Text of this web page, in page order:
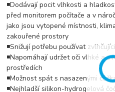
◾Dodávají pocit vlhkosti a
před monitorem počítače a v
jako jsou vytopené místnosti,
zakouřené prostory
◾Snižují potřebu používat
◾Napomáhají udržet oči vlhké a
prostředích
◾Možnost spát s nasazenými
◾Nejhladší silikon-hydrogelová